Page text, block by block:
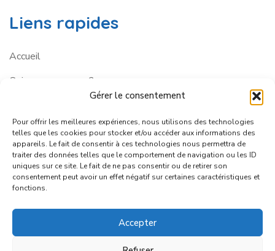
Gérer le consentement
Pour offrir les meilleures expériences, nous utilisons des technologies
telles que les cookies pour stocker et/ou accéder aux informations des
appareils. Le fait de consentir à ces technologies nous permettra de
traiter des données telles que le comportement de navigation ou les ID
uniques sur ce site. Le fait de ne pas consentir ou de retirer son
consentement peut avoir un effet négatif sur certaines caractéristiques et
fonctions.
Accepter
Liens rapides
Accueil
Qui sommes-nous ?
Services
Partenaires